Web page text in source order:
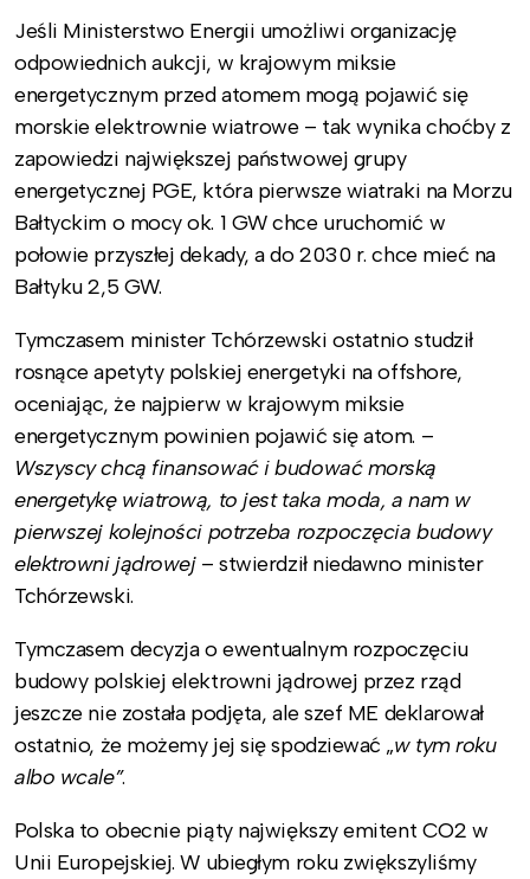
Jeśli Ministerstwo Energii umożliwi organizację
odpowiednich aukcji, w krajowym miksie
energetycznym przed atomem mogą pojawić się
morskie elektrownie wiatrowe – tak wynika choćby z
zapowiedzi największej państwowej grupy
energetycznej PGE, która pierwsze wiatraki na Morzu
Bałtyckim o mocy ok. 1 GW chce uruchomić w
połowie przyszłej dekady, a do 2030 r. chce mieć na
Bałtyku 2,5 GW.
Tymczasem minister Tchórzewski ostatnio studził
rosnące apetyty polskiej energetyki na offshore,
oceniając, że najpierw w krajowym miksie
energetycznym powinien pojawić się atom. –
Wszyscy chcą finansować i budować morską
energetykę wiatrową, to jest taka moda, a nam w
pierwszej kolejności potrzeba rozpoczęcia budowy
elektrowni jądrowej – stwierdził niedawno minister
Tchórzewski.
Tymczasem decyzja o ewentualnym rozpoczęciu
budowy polskiej elektrowni jądrowej przez rząd
jeszcze nie została podjęta, ale szef ME deklarował
ostatnio, że możemy jej się spodziewać „w tym roku
albo wcale”.
Polska to obecnie piąty największy emitent CO2 w
Unii Europejskiej. W ubiegłym roku zwiększyliśmy